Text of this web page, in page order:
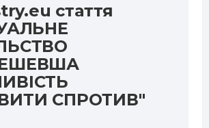
стаття
СПРОТИВ"